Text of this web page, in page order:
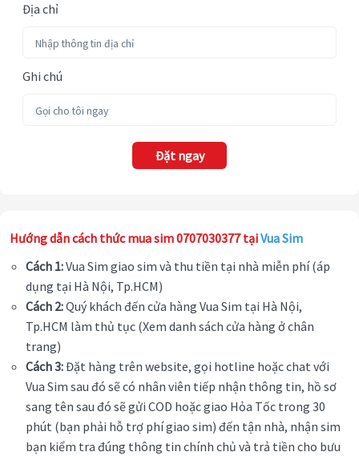
Địa chỉ
Ghi chú
Đặt ngay
Hướng dẫn cách thức mua sim 0707030377 tạiVua Sim
Cách 1:Vua Sim giao sim và thu tiền tại nhà miễn phí (áp
dụng tại Hà Nội, Tp.HCM)
Cách 2:Quý khách đến cửa hàng Vua Sim tại Hà Nội,
Tp.HCM làm thủ tục (Xem danh sách cửa hàng ở chân
trang)
Cách 3:Đặt hàng trên website, gọi hotline hoặc chat với
Vua Sim sau đó sẽ có nhân viên tiếp nhận thông tin, hồ sơ
sang tên sau đó sẽ gửi COD hoặc giao Hỏa Tốc trong 30
phút (bạn phải hỗ trợ phí giao sim) đến tận nhà, nhận sim
bạn kiểm tra đúng thông tin chính chủ và trả tiền cho bưu